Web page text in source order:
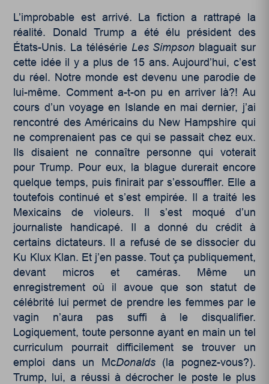
L’improbable est arrivé. La fiction a rattrapé la
réalité. Donald Trump a été élu président des
États-Unis. La télésérie Les Simpson blaguait sur
cette idée il y a plus de 15 ans. Aujourd’hui, c’est
du réel. Notre monde est devenu une parodie de
lui-même. Comment a-t-on pu en arriver là?! Au
cours d’un voyage en Islande en mai dernier, j’ai
rencontré des Américains du New Hampshire qui
ne comprenaient pas ce qui se passait chez eux.
Ils disaient ne connaître personne qui voterait
pour Trump. Pour eux, la blague durerait encore
quelque temps, puis finirait par s’essouffler. Elle a
toutefois continué et s’est empirée. Il a traité les
Mexicains de violeurs. Il s’est moqué d’un
journaliste handicapé. Il a donné du crédit à
certains dictateurs. Il a refusé de se dissocier du
Ku Klux Klan. Et j’en passe. Tout ça publiquement,
devant micros et caméras. Même un
enregistrement où il avoue que son statut de
célébrité lui permet de prendre les femmes par le
vagin n’aura pas suffi à le disqualifier.
Logiquement, toute personne ayant en main un tel
curriculum pourrait difficilement se trouver un
emploi dans un McDonalds (la pognez-vous?).
Trump, lui, a réussi à décrocher le poste le plus